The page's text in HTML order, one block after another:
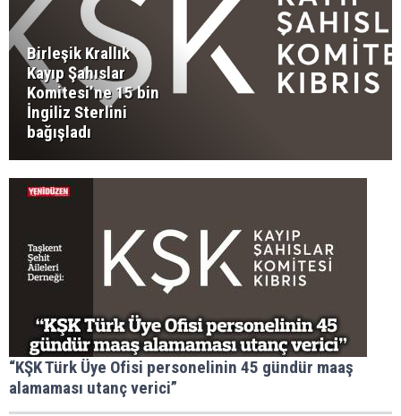
Birleşik Krallık
Kayıp Şahıslar
Komitesi’ne 15 bin
İngiliz Sterlini
bağışladı
“KŞK Türk Üye Ofisi personelinin 45 gündür maaş
alamaması utanç verici”